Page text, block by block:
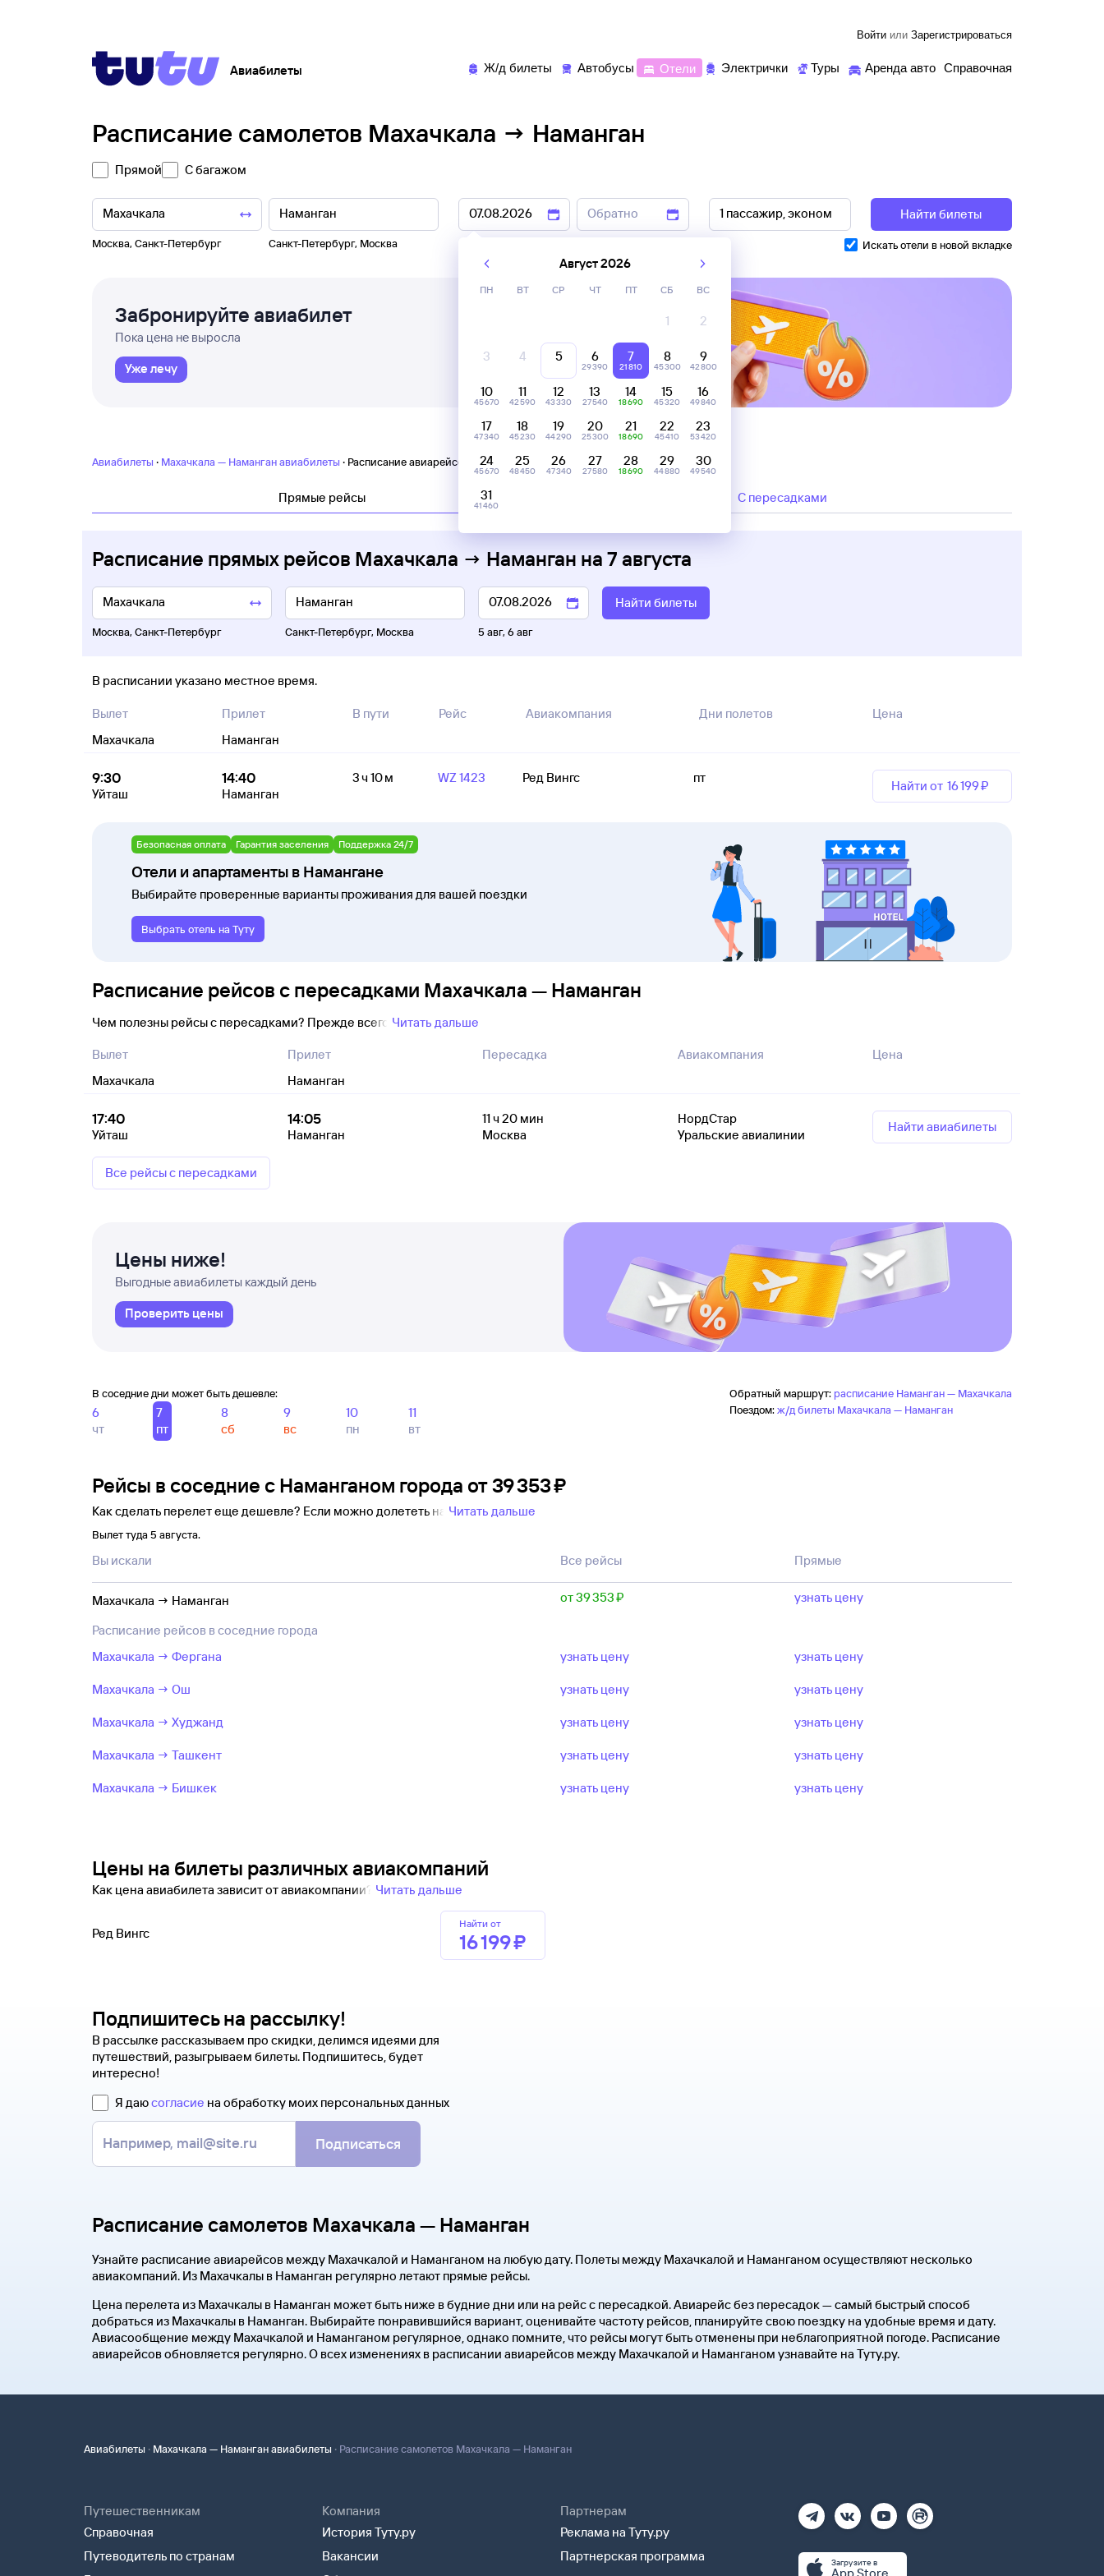
Войти или Зарегистрироваться
Авиабилеты Ж/д билеты Автобусы Отели Электрички Туры Аренда авто Справочная
Расписание самолетов Махачкала → Наманган
Прямой С багажом
Москва, Санкт-Петербург Санкт-Петербург, Москва
Найти билеты
Искать отели в новой вкладке
Забронируйте авиабилет
Пока цена не выросла
Уже лечу
Авиабилеты · Махачкала — Наманган авиабилеты · Расписание авиарейсов Махачкала — Наманган
Прямые рейсы C пересадками
Расписание прямых рейсов Махачкала → Наманган на 7 августа
Москва, Санкт-Петербург Санкт-Петербург, Москва 5 авг, 6 авг
Найти билеты
В расписании указано местное время.
Вылет
Махачкала
Прилет
Наманган
В пути Рейс Авиакомпания Дни полетов Цена
9:30
Уйташ
14:40
Наманган
3 ч 10 м WZ 1423 Ред Вингс пт
Найти от 16 ⁠199 ⁠₽
Безопасная оплата Гарантия заселения Поддержка 24/7
Отели и апартаменты в Намангане
Выбирайте проверенные варианты проживания для вашей поездки
Выбрать отель на Туту
Расписание рейсов с пересадками Махачкала — Наманган
Чем полезны рейсы с пересадками? Прежде всего Читать дальше
Вылет
Махачкала
Прилет
Наманган
Пересадка Авиакомпания Цена
17:40
Уйташ
14:05
Наманган
11ч 20 мин
Москва
НордСтар
Уральские авиалинии
Найти авиабилеты
Все рейсы с пересадками
Цены ниже!
Выгодные авиабилеты каждый день
Проверить цены
В соседние дни может быть дешевле:
6
чт
7
пт
8
сб
9
вс
10
пн
11
вт
Обратный маршрут: расписание Наманган — Махачкала
Поездом:ж/д билеты Махачкала — Наманган
Рейсы в соседние с Наманганом города от39 ⁠353 ⁠₽
Как сделать перелет еще дешевле? Если можно долететь на Читать дальше
Вылет туда 5 августа.
Вы искали Все рейсы Прямые
Махачкала → Наманган от 39 ⁠353 ⁠₽ узнать цену
Расписание рейсов в соседние города
Махачкала → Фергана
узнать цену узнать цену
Махачкала → Ош узнать цену узнать цену
Махачкала → Худжанд узнать цену узнать цену
Махачкала → Ташкент узнать цену узнать цену
Махачкала → Бишкек узнать цену узнать цену
Цены на билеты различных авиакомпаний
Как цена авиабилета зависит от авиакомпании? Читать дальше
Ред Вингс
Найти от
16 ⁠199 ⁠₽
Подпишитесь на рассылку!
В рассылке рассказываем про скидки, делимся идеями для
путешествий, разыгрываем билеты. Подпишитесь, будет
интересно!
Я даюсогласие на обработку моих персональных данных
Подписаться
Расписание самолетов Махачкала — Наманган
Узнайте расписание авиарейсов между Махачкалой и Наманганом на любую дату. Полеты между Махачкалой и Наманганом осуществляют несколько
авиакомпаний. Из Махачкалы в Наманган регулярно летают прямые рейсы.
Цена перелета из Махачкалы в Наманган может быть ниже в будние дни или на рейс с пересадкой. Авиарейс без пересадок — самый быстрый способ
добраться из Махачкалы в Наманган. Выбирайте понравившийся вариант, оценивайте частоту рейсов, планируйте свою поездку на удобные время и дату.
Авиасообщение между Махачкалой и Наманганом регулярное, однако помните, что рейсы могут быть отменены при неблагоприятной погоде. Расписание
авиарейсов обновляется регулярно. О всех изменениях в расписании авиарейсов между Махачкалой и Наманганом узнавайте на Туту.ру.
Авиабилеты · Махачкала — Наманган авиабилеты · Расписание самолетов Махачкала — Наманган
Путешественникам
Справочная
Путеводитель по странам
Компания
История Туту.ру
Вакансии
Партнерам
Реклама на Туту.ру
Партнерская программа
Загрузите в
Август 2026
ПН ВТ СР ЧТ ПТ СБ ВС
1 2
3 4 5 6
29 ⁠390
7
21 ⁠810
8
45 ⁠300
9
42 ⁠800
10
45 ⁠670
11
42 ⁠590
12
43 ⁠330
13
27 ⁠540
14
18 ⁠690
15
45 ⁠320
16
49 ⁠840
17
47 ⁠340
18
45 ⁠230
19
44 ⁠290
20
25 ⁠300
21
18 ⁠690
22
45 ⁠410
23
53 ⁠420
24
45 ⁠670
25
48 ⁠450
26
47 ⁠340
27
27 ⁠580
28
18 ⁠690
29
44 ⁠880
30
49 ⁠540
31
41 ⁠460